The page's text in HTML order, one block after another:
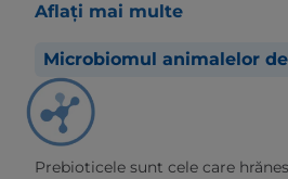
Aflați mai multe
Microbiomul animalelor
Prebioticele sunt cele care